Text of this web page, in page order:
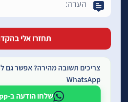
צריכים תשובה מהירה? אפשר גם
WhatsApp
שלחו הודעה ב-WhatsApp